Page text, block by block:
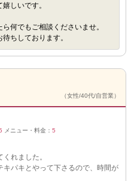
しいです。
何でもご相談くださいませ。
ちしております。
（女性/40代/自営業）
メニュー・料金： 5
れました。
パキとやって下さるので、時間が